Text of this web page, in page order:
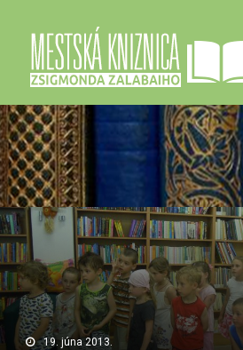
19. júna 2013.